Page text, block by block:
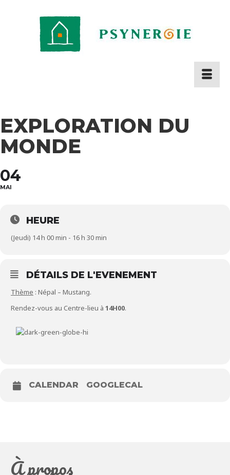
EXPLORATION DU
MONDE
04
MAI
HEURE
(Jeudi) 14 h 00 min - 16 h 30 min
DÉTAILS DE L'EVENEMENT
Thème : Népal – Mustang.
Rendez-vous au Centre-lieu à 14H00.
CALENDAR GOOGLECAL
À propos